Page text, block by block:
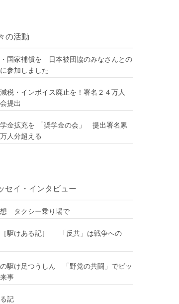
の活動
国家補償を 日本被団協のみなさんとの
参加しました
税・インボイス廃止を！署名２４万人
提出
金拡充を 「奨学金の会」 提出署名累
人分超える
セイ・インタビュー
タクシー乗り場で
［駆けある記］ ｢反共」は戦争への
駆け足つうしん 「野党の共闘」でビッ
事
記